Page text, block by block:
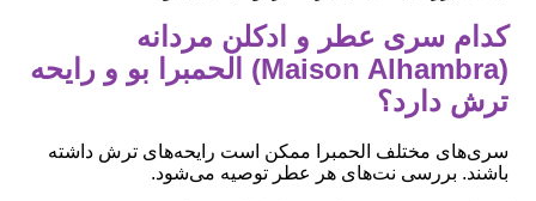
کدام سری عطر و ادکلن مردانه
(Maison Alhambra) الحمبرا بو و رایحه
ترش دارد؟
سری‌های مختلف الحمبرا ممکن است رایحه‌های ترش داشته
باشند. بررسی نت‌های هر عطر توصیه می‌شود.